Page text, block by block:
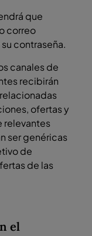
que
correo
contraseña.
canales de
recibirán
ofertas y
relevantes
ser genéricas
de
de las
el